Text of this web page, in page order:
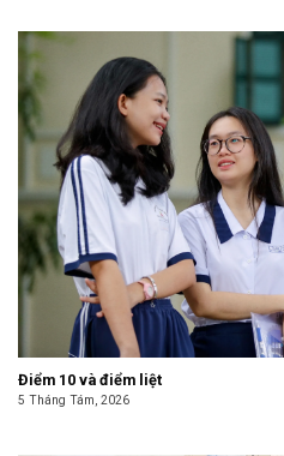
Điểm 10 và điểm liệt
5 Tháng Tám, 2026